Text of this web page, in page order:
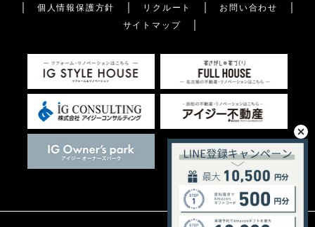
個人情報保護方針 リクルート
お問い合わせ
サイトマップ